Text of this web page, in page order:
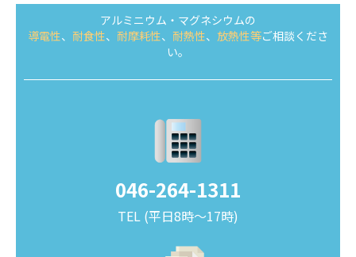
アルミニウム・マグネシウムの
導電性、 耐食性、 耐摩耗性、 耐熱性、 放熱性等ご相談くださ
い。
046-264-1311
TEL (平日8時～17時)